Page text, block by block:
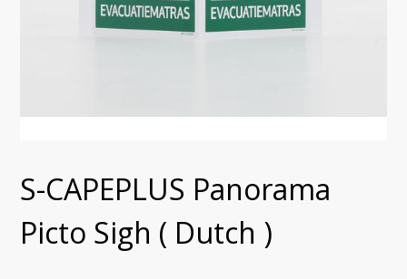
S-CAPEPLUS Panorama
Picto Sigh ( Dutch )